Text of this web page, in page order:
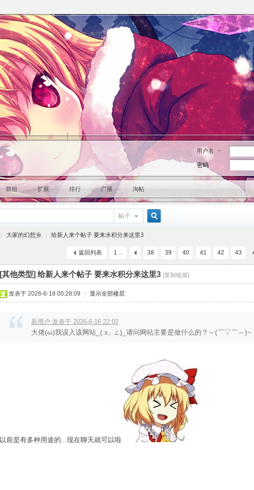
用户名
密码
群组 扩展 排行 广播 淘帖
帖子
索
大家的幻想乡
›
给新人来个帖子 要来水积分来这里3
1 ... 38 39 40 41 42 43
返回列表
[其他类型] 给新人来个帖子 要来水积分来这里3 [复制链接]
发表于 2026-6-18 00:28:09 显示全部楼层
新用户 发表于 2026-6-16 22:02
大佬(ω)我误入该网站_(:з」∠)_请问网站主要是做什么的？～(￣▽￣～)~
以前是有多种用途的...现在聊天就可以啦